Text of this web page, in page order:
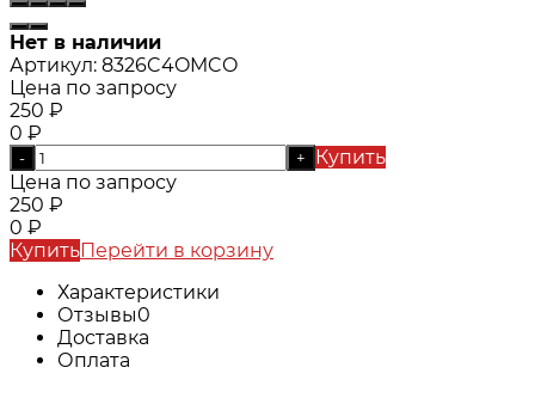
Нет в наличии
Артикул: 8326C4OMCO
Цена по запросу
250 ₽
0 ₽
- +
Купить
Цена по запросу
250 ₽
0 ₽
КупитьПерейти в корзину
Характеристики
Отзывы0
Доставка
Оплата